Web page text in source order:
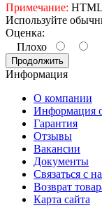
Примечание: HTML
Используйте
Оценка:
Плохо
Продолжить
Информация
О компании
Информация
Гарантия
Отзывы
Вакансии
Документы
Связаться с
Возврат
Карта сайта